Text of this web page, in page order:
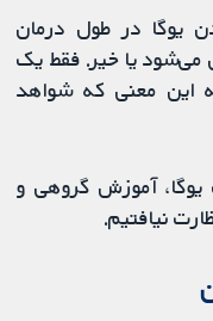
یوگا در طول درمان
می‌شود یا خیر. فقط یک
این معنی که شواهد
یوگا، آموزش گروهی و
نیافتیم.